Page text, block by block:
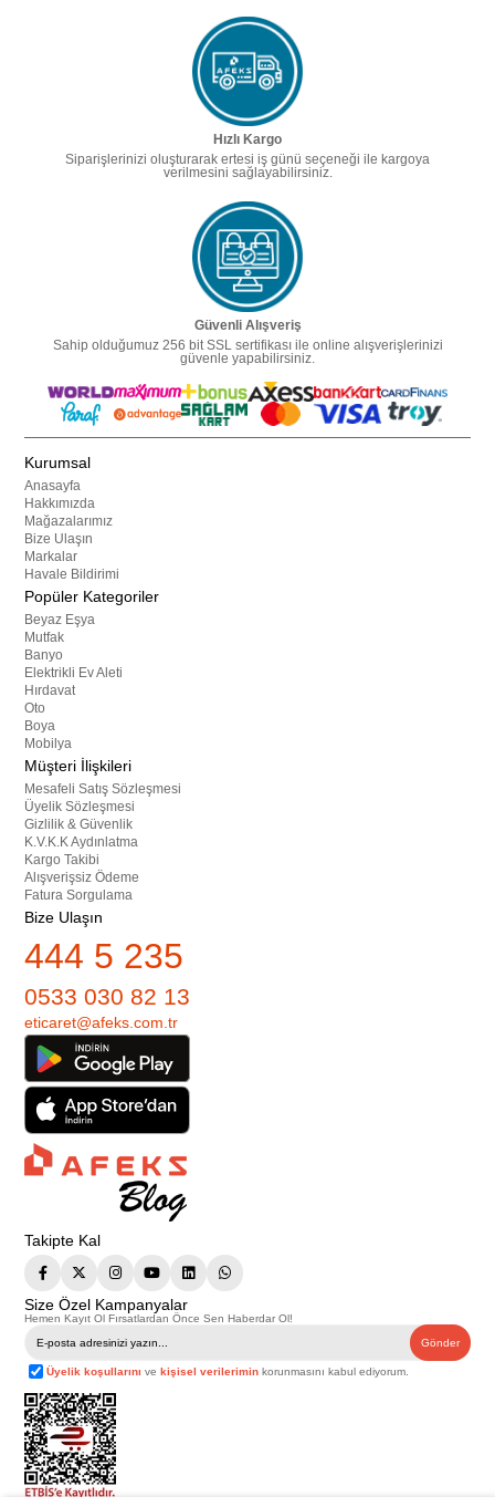
Hızlı Kargo
Siparişlerinizi oluşturarak ertesi iş günü seçeneği ile kargoya
verilmesini sağlayabilirsiniz.
Güvenli Alışveriş
Sahip olduğumuz 256 bit SSL sertifikası ile online alışverişlerinizi
güvenle yapabilirsiniz.
Kurumsal
Anasayfa
Hakkımızda
Mağazalarımız
Bize Ulaşın
Markalar
Havale Bildirimi
Popüler Kategoriler
Beyaz Eşya
Mutfak
Banyo
Elektrikli Ev Aleti
Hırdavat
Oto
Boya
Mobilya
Müşteri İlişkileri
Mesafeli Satış Sözleşmesi
Üyelik Sözleşmesi
Gizlilik & Güvenlik
K.V.K.K Aydınlatma
Kargo Takibi
Alışverişsiz Ödeme
Fatura Sorgulama
Bize Ulaşın
444 5 235
0533 030 82 13
eticaret@afeks.com.tr
Takipte Kal
Size Özel Kampanyalar
Hemen Kayıt Ol Fırsatlardan Önce Sen Haberdar Ol!
Gönder
Üyelik koşullarını vekişisel verilerimin korunmasını kabul ediyorum.